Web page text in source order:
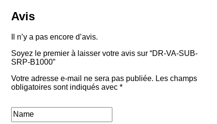
Avis
Il n’y a pas encore d’avis.
Soyez le premier à laisser votre avis sur “DR-VA-SUB-
SRP-B1000”
Votre adresse e-mail ne sera pas publiée. Les champs
obligatoires sont indiqués avec *